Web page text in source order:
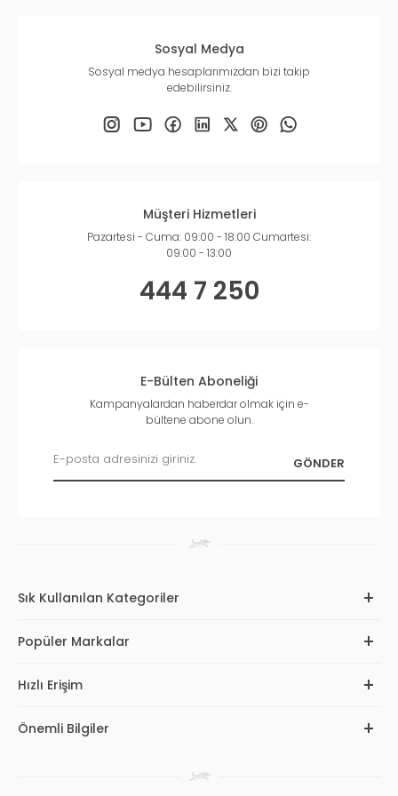
Kuru köpek maması fiyatları ürünün gramajına, içeriğine,
damak tadına uyan bir mama bulduğunuz takdirde büyük boy
mamalarını tercih etmenizi öneririz.10 kg ve üzeri köpek
ekonomiktir. Mamayı hazneli köpek mama kabıiçinde
güvencesi ile en uygun fiyatlarla satın alabilirsiniz.
Sosyal Medya
Sosyal medya hesaplarımızdan bizi takip
edebilirsiniz.
Müşteri Hizmetleri
Pazartesi - Cuma: 09:00 - 18:00 Cumartesi:
09:00 - 13:00
444 7 250
E-Bülten Aboneliği
Kampanyalardan haberdar olmak için e-
bültene abone olun.
Sık Kullanılan Kategoriler
Popüler Markalar
Hızlı Erişim
Önemli Bilgiler